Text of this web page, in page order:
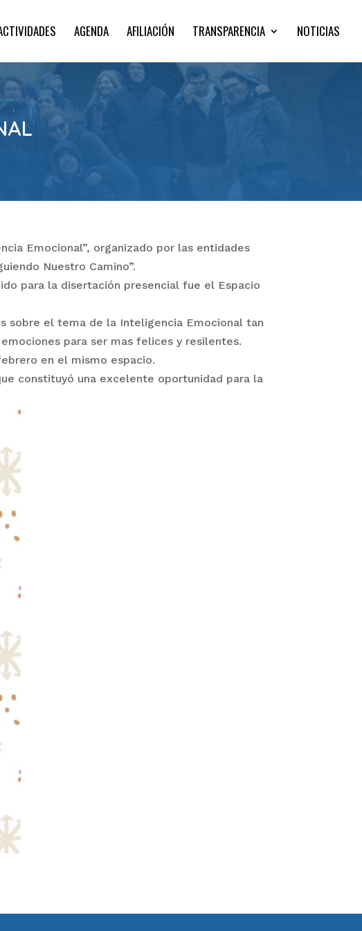
AGENDA AFILIACIÓN TRANSPARENCIA NOTICIAS
Emocional”, organizado por las entidades
Nuestro Camino”.
para la disertación presencial fue el Espacio
sobre el tema de la Inteligencia Emocional tan
para ser mas felices y resilentes.
en el mismo espacio.
constituyó una excelente oportunidad para la